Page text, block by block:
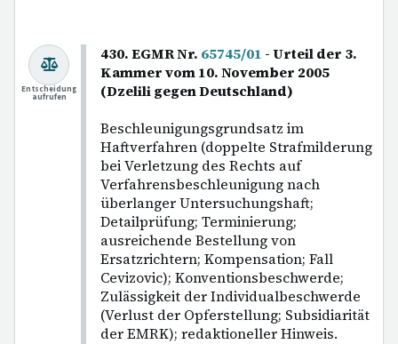
430. EGMR Nr. 65745/01 - Urteil der 3.
Kammer vom 10. November 2005
(Dzelili gegen Deutschland)
Beschleunigungsgrundsatz im
Haftverfahren (doppelte Strafmilderung
bei Verletzung des Rechts auf
Verfahrensbeschleunigung nach
überlanger Untersuchungshaft;
Detailprüfung; Terminierung;
ausreichende Bestellung von
Ersatzrichtern; Kompensation; Fall
Cevizovic); Konventionsbeschwerde;
Zulässigkeit der Individualbeschwerde
(Verlust der Opferstellung; Subsidiarität
der EMRK); redaktioneller Hinweis.
Entscheidung
aufrufen